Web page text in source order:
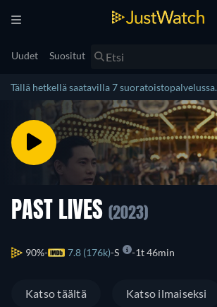
Uudet Suositut
Tällä hetkellä saatavilla 7 suoratoistopalvelussa.
PAST LIVES (2023)
90% 7.8 (176k) S 1t 46min
Katso täältä Katso ilmaiseksi